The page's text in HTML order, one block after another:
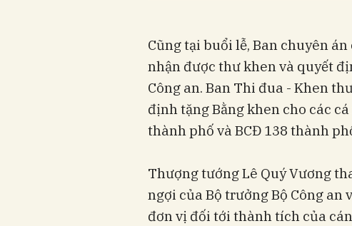
Cũng tại buổi lễ, Ban chuyên
nhận được thư khen và quyết
Công an. Ban Thi đua - Khen
định tặng Bằng khen cho các
thành phố và BCĐ 138 thành
Thượng tướng Lê Quý Vương
ngợi của Bộ trưởng Bộ Công an
đơn vị đối tới thành tích của